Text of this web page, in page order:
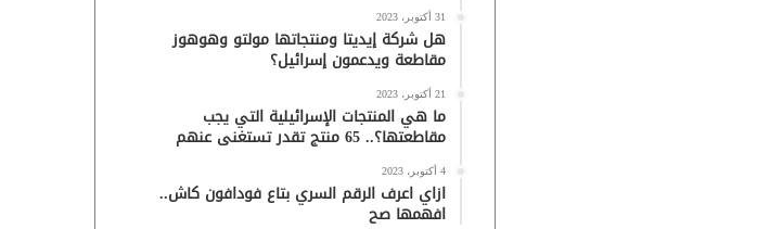
31 أكتوبر، 2023
هل شركة إيديتا ومنتجاتها مولتو وهوهوز
مقاطعة ويدعمون إسرائيل؟
21 أكتوبر، 2023
ما هي المنتجات الإسرائيلية التي يجب
مقاطعتها؟.. 65 منتج تقدر تستغنى عنهم
4 أكتوبر، 2023
ازاي اعرف الرقم السري بتاع فودافون كاش..
افهمها صح